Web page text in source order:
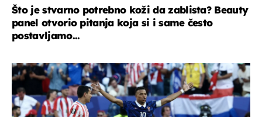
Što je stvarno potrebno koži da zablista? Beauty
panel otvorio pitanja koja si i same često
postavljamo...
svjetsko prvenstvo 2026